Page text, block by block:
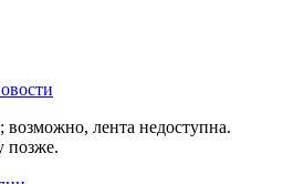
лента недоступна.
позже.